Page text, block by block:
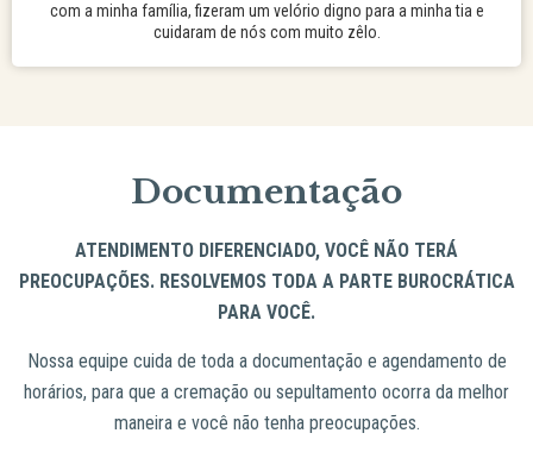
com a minha família, fizeram um velório digno para a minha tia e
cuidaram de nós com muito zêlo.
Documentação
ATENDIMENTO DIFERENCIADO, VOCÊ NÃO TERÁ
PREOCUPAÇÕES. RESOLVEMOS TODA A PARTE BUROCRÁTICA
PARA VOCÊ.
Nossa equipe cuida de toda a documentação e agendamento de
horários, para que a cremação ou sepultamento ocorra da melhor
maneira e você não tenha preocupações.